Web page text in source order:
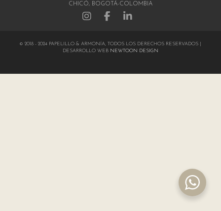
CHICÓ, BOGOTÁ-COLOMBIA
© 2018 - 2024 PAPELILLO & ARMONÍA, TODOS LOS DERECHOS RESERVADOS |
DESARROLLO WEB NEWTOON DESIGN